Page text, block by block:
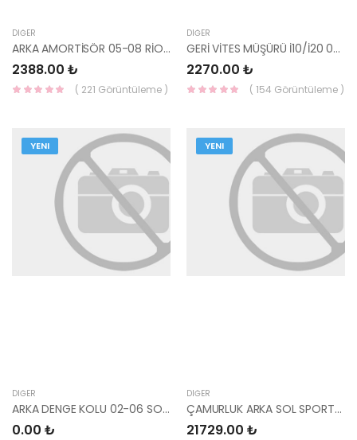
DIĞER
ARKA AMORTİSÖR 05-08 RİO 55310-FD051-YS
2388.00 ₺
( 221 Görüntüleme )
DIĞER
GERİ VİTES MÜŞÜRÜ İ10/İ20 08- 93860-02510-HMC
2270.00 ₺
( 154 Görüntüleme )
YENI
DIĞER
ARKA DENGE KOLU 02-06 SORENTO 55230-3E102-
0.00 ₺
YENI
DIĞER
ÇAMURLUK ARKA SOL SPORTAGE 71503-3UC00-YS
21729.00 ₺